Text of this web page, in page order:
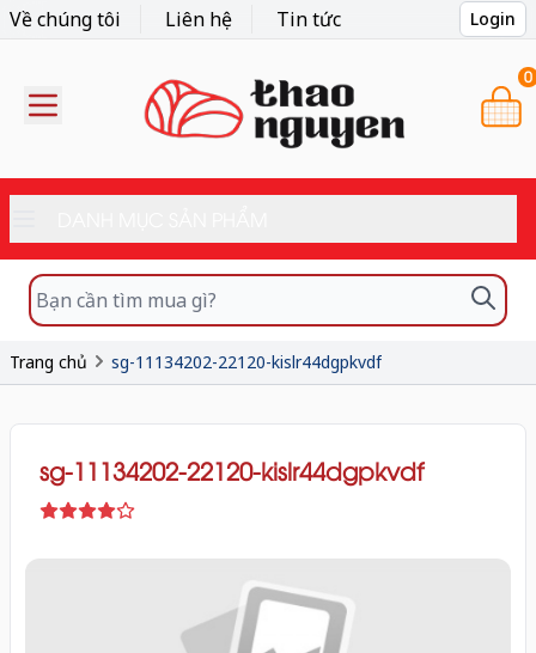
Về chúng tôi Liên hệ Tin tức Login
0
Trang chủ sg-11134202-22120-kislr44dgpkvdf
sg-11134202-22120-kislr44dgpkvdf